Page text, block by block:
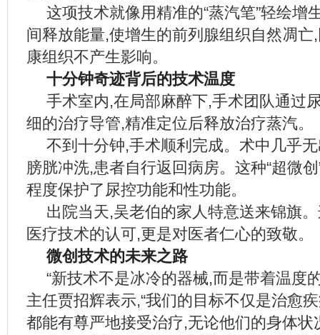
这项技术就像用精准的“蒸汽笔”轻绘增
间释放能量,使增生的前列腺组织自然凋亡
康组织不产生影响。
十分钟奇迹背后的技术温度
手术室内,在局部麻醉下,手术团队通过
细的治疗导管,精准定位后释放治疗蒸汽。
不到十分钟,手术顺利完成。术中几乎
膀胱冲洗,患者自行返回病房。这种“超微
程度保护了尿控功能和性功能。
出院当天,吴老伯的家人特意送来锦旗
医疗技术的认可,更是对医者仁心的致敬。
微创技术的未来之路
“新技术不是冰冷的器械,而是带着温度
主任贾招辉表示,“我们的目标不仅是治愈
都能有尊严地接受治疗,无论他们的身体状